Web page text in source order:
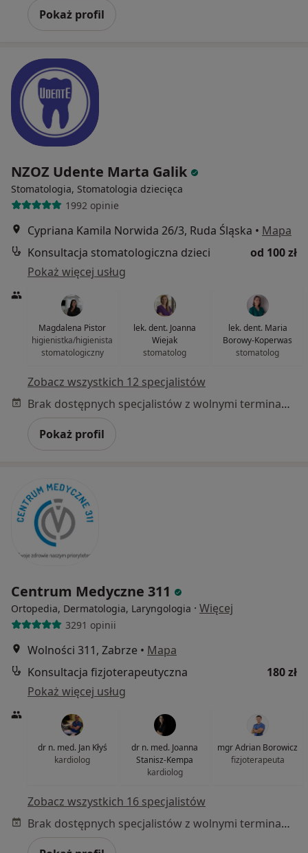
Pokaż profil
NZOZ Udente Marta Galik
Stomatologia, Stomatologia dziecięca
1992 opinie
Cypriana Kamila Norwida 26/3, Ruda Śląska • Mapa
Konsultacja stomatologiczna dzieci
od 100 zł
Pokaż więcej usług
Magdalena Pistor
higienistka/higienista
stomatologiczny
lek. dent. Joanna
Wiejak
stomatolog
lek. dent. Maria
Borowy-Koperwas
stomatolog
Zobacz wszystkich 12 specjalistów
Brak dostępnych specjalistów z wolnymi terminami w tym centrum medycznym.
Pokaż profil
Centrum Medyczne 311
Ortopedia, Dermatologia, Laryngologia · Więcej
3291 opinii
Wolności 311, Zabrze • Mapa
Konsultacja fizjoterapeutyczna
180 zł
Pokaż więcej usług
dr n. med. Jan Kłyś
kardiolog
dr n. med. Joanna
Stanisz-Kempa
kardiolog
mgr Adrian Borowicz
fizjoterapeuta
Zobacz wszystkich 16 specjalistów
Brak dostępnych specjalistów z wolnymi terminami w tym centrum medycznym.